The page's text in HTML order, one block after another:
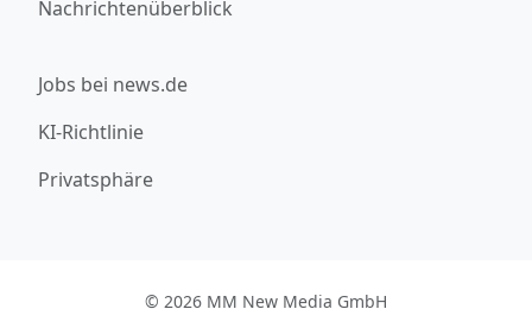
Nachrichtenüberblick
Jobs bei news.de
KI-Richtlinie
Privatsphäre
© 2026 MM New Media GmbH